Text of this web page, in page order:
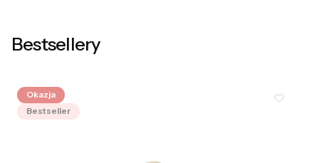
Bestsellery
Okazja
Bestseller